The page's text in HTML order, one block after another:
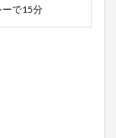
で15分